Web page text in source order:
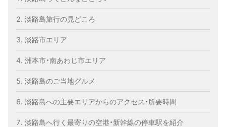
淡路島旅行の見どころ
淡路市エリア
洲本市・南あわじ市エリア
淡路島のご当地グルメ
淡路島への主要エリアからのアクセス・所要時間
淡路島へ行く最寄りの空港・新幹線の停車駅を紹介